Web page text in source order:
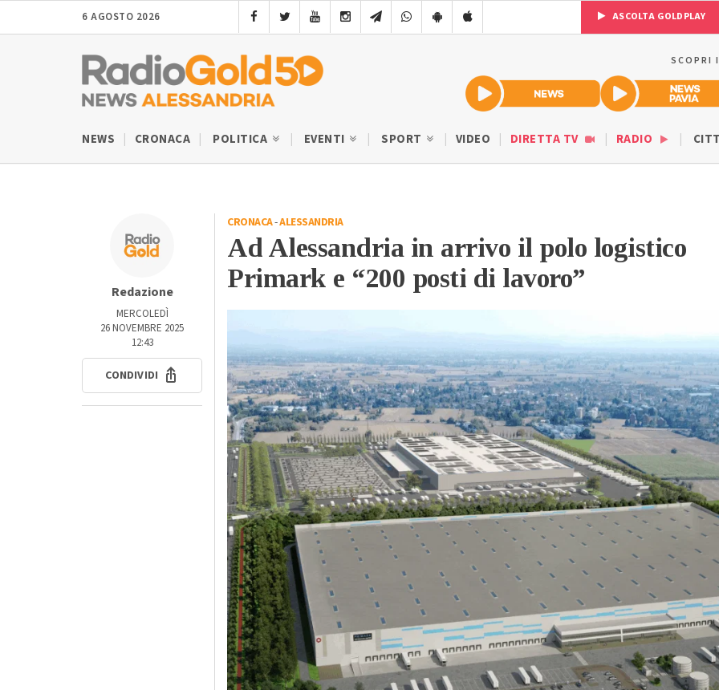
6 AGOSTO 2026 ASCOLTA GOLDPLAY
SCOPRI
NEWS CRONACA POLITICA EVENTI SPORT VIDEO DIRETTA TV RADIO
Redazione
MERCOLEDÌ
26 NOVEMBRE 2025
12:43
CONDIVIDI
CRONACA-ALESSANDRIA
Ad Alessandria in arrivo il polo logistico
Primark e “200 posti di lavoro”